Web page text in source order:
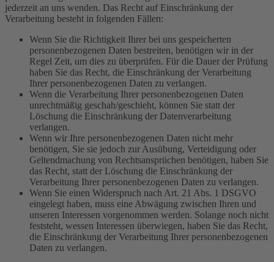
jederzeit an uns wenden. Das Recht auf Einschränkung der
Verarbeitung besteht in folgenden Fällen:
Wenn Sie die Richtigkeit Ihrer bei uns gespeicherten
personenbezogenen Daten bestreiten, benötigen wir in der
Regel Zeit, um dies zu überprüfen. Für die Dauer der Prüfung
haben Sie das Recht, die Einschränkung der Verarbeitung
Ihrer personenbezogenen Daten zu verlangen.
Wenn die Verarbeitung Ihrer personenbezogenen Daten
unrechtmäßig geschah/geschieht, können Sie statt der
Löschung die Einschränkung der Datenverarbeitung
verlangen.
Wenn wir Ihre personenbezogenen Daten nicht mehr
benötigen, Sie sie jedoch zur Ausübung, Verteidigung oder
Geltendmachung von Rechtsansprüchen benötigen, haben Sie
das Recht, statt der Löschung die Einschränkung der
Verarbeitung Ihrer personenbezogenen Daten zu verlangen.
Wenn Sie einen Widerspruch nach Art. 21 Abs. 1 DSGVO
eingelegt haben, muss eine Abwägung zwischen Ihren und
unseren Interessen vorgenommen werden. Solange noch nicht
feststeht, wessen Interessen überwiegen, haben Sie das Recht,
die Einschränkung der Verarbeitung Ihrer personenbezogenen
Daten zu verlangen.